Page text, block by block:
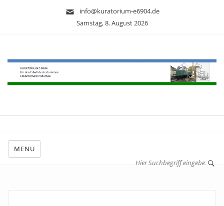
info@kuratorium-e6904.de
Samstag, 8. August 2026
MENU